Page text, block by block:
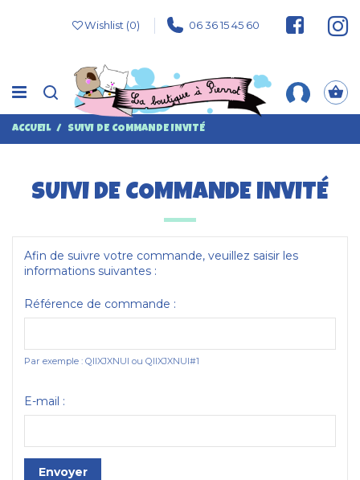
Wishlist (0) 06 36 15 45 60
ACCUEIL SUIVI DE COMMANDE INVITÉ
SUIVI DE COMMANDE INVITÉ
Afin de suivre votre commande, veuillez saisir les
informations suivantes :
Référence de commande :
Par exemple : QIIXJXNUI ou QIIXJXNUI#1
E-mail :
Envoyer